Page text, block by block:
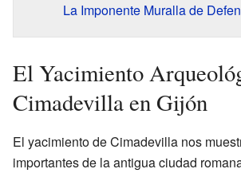
La Imponente Muralla de
El Yacimiento
Cimadevilla en Gijón
El yacimiento de Cimadevilla nos
importantes de la antigua ciudad